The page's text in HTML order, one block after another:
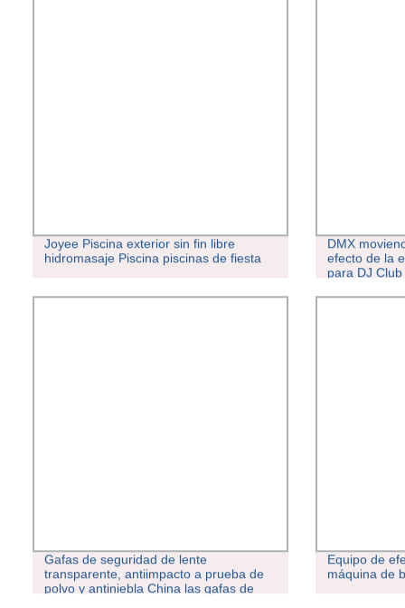
Joyee Piscina exterior sin fin libre
hidromasaje Piscina piscinas de fiesta
DMX
efecto de la
para DJ Club
Gafas de seguridad de lente
transparente, antiimpacto a prueba de
polvo y antiniebla China las gafas de
Equipo de
máquina de